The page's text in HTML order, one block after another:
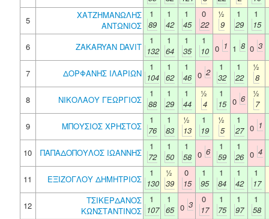
5
ΧΑΤΖΗΜΑΝΩΛΗΣ
ΑΝΤΩΝΙΟΣ
1
89
1
42
1
45
0
22
½
9
1
29
1
15
6
ZAKARYAN DAVIT
1
132
1
64
1
35
1
10 0 1 1 8 0 3
7 ΔΟΡΦΑΝΗΣ ΙΛΑΡΙΩΝ
1
104
1
62
1
46 0 2
1
32
1
22
½
8
8
ΝΙΚΟΛΑΟΥ ΓΕΩΡΓΙΟΣ
1
88
1
29
1
44
½
4
1
15 0 6
½
7
9
ΜΠΟΥΣΙΟΣ ΧΡΗΣΤΟΣ
1
76
1
83
½
13
1
19
½
5
1
27 0 1
10 ΠΑΠΑΔΟΠΟΥΛΟΣ ΙΩΑΝΝΗΣ
1
72
1
50
1
58 0 6
1
59
1
26 0 4
11 ΕΞΙΖΟΓΛΟΥ ΔΗΜΗΤΡΙΟΣ
1
130
½
39
0
15
1
95
1
84
1
42
1
17
12
ΤΣΙΚΕΡΔΑΝΟΣ
ΚΩΝΣΤΑΝΤΙΝΟΣ
1
107
1
65 0 3
0
17
1
75
1
97
1
58